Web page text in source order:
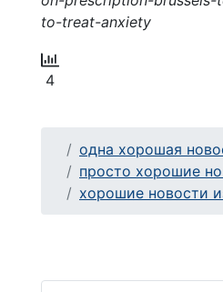
to-treat-anxiety
4
одна хорошая
просто хорошие
хорошие новости